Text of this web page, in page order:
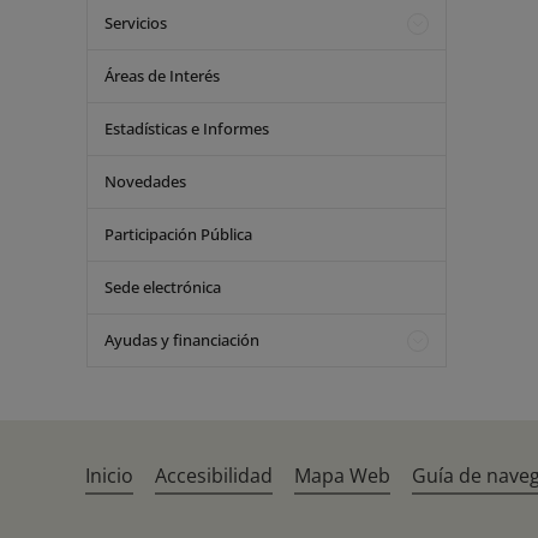
Servicios
Áreas de Interés
Estadísticas e Informes
Novedades
Participación Pública
Sede electrónica
Ayudas y financiación
Inicio Accesibilidad Mapa Web Guía de